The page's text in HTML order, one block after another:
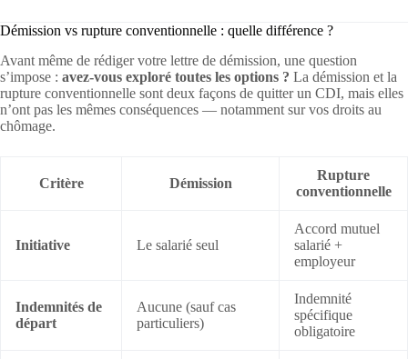
Démission vs rupture conventionnelle : quelle différence ?
Avant même de rédiger votre lettre de démission, une question
s’impose : avez-vous exploré toutes les options ? La démission et la
rupture conventionnelle sont deux façons de quitter un CDI, mais elles
n’ont pas les mêmes conséquences — notamment sur vos droits au
chômage.
Critère Démission
Rupture
conventionnelle
Initiative Le salarié seul
Accord mutuel
salarié +
employeur
Indemnités de
départ
Aucune (sauf cas
particuliers)
Indemnité
spécifique
obligatoire